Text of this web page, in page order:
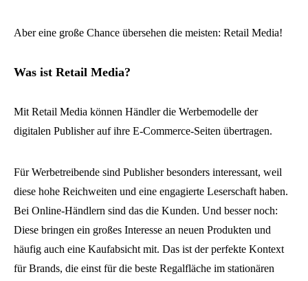
Aber eine große Chance übersehen die meisten: Retail Media!
Was ist Retail Media?
Mit Retail Media können Händler die Werbemodelle der
digitalen Publisher auf ihre E-Commerce-Seiten übertragen.
Für Werbetreibende sind Publisher besonders interessant, weil
diese hohe Reichweiten und eine engagierte Leserschaft haben.
Bei Online-Händlern sind das die Kunden. Und besser noch:
Diese bringen ein großes Interesse an neuen Produkten und
häufig auch eine Kaufabsicht mit. Das ist der perfekte Kontext
für Brands, die einst für die beste Regalfläche im stationären